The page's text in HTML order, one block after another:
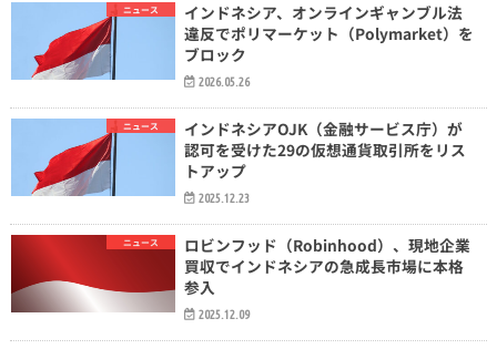
ニュース
インドネシア、オンラインギャンブル法
違反でポリマーケット（Polymarket）を
ブロック
2026.05.26
ニュース
インドネシアOJK（金融サービス庁）が
認可を受けた29の仮想通貨取引所をリス
トアップ
2025.12.23
ニュース
ロビンフッド（Robinhood）、現地企業
買収でインドネシアの急成長市場に本格
参入
2025.12.09